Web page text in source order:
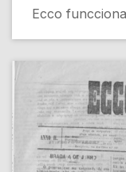
Ecco